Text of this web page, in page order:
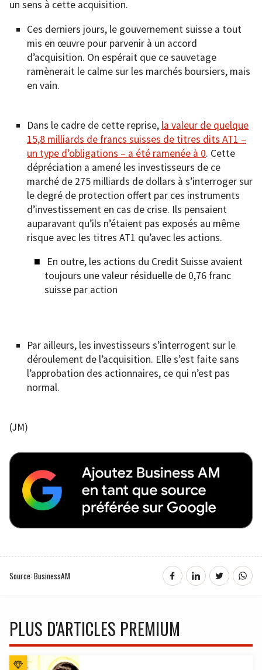
un sens à cette acquisition.
Ces derniers jours, le gouvernement suisse a tout
mis en œuvre pour parvenir à un accord
d’acquisition. On espérait que ce sauvetage
ramènerait le calme sur les marchés boursiers, mais
en vain.
Dans le cadre de cette reprise, la valeur de quelque
15,8 milliards de francs suisses de titres dits AT1 –
un type d’obligations – a été ramenée à 0. Cette
dépréciation a amené les investisseurs de ce
marché de 275 milliards de dollars à s’interroger sur
le degré de protection offert par ces instruments
d’investissement en cas de crise. Ils pensaient
auparavant qu’ils n’étaient pas exposés au même
risque avec les titres AT1 qu’avec les actions.
En outre, les actions du Credit Suisse avaient
toujours une valeur résiduelle de 0,76 franc
suisse par action
Par ailleurs, les investisseurs s’interrogent sur le
déroulement de l’acquisition. Elle s’est faite sans
l’approbation des actionnaires, ce qui n’est pas
normal.
(JM)
Source: BusinessAM
PLUS D'ARTICLES PREMIUM